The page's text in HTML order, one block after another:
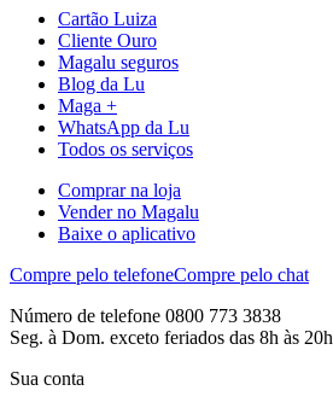
Cartão Luiza
Cliente Ouro
Magalu seguros
Blog da Lu
Maga +
WhatsApp da Lu
Todos os serviços
Comprar na loja
Vender no Magalu
Baixe o aplicativo
Compre pelo telefoneCompre pelo chat
Número de telefone 0800 773 3838
Seg. à Dom. exceto feriados das 8h às 20h
Sua conta